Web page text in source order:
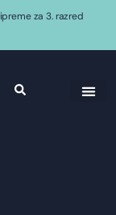
za 3. razred